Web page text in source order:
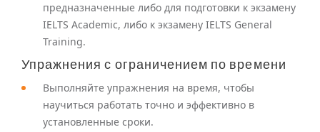
предназначенные либо для подготовки к экзамену
IELTS Academic, либо к экзамену IELTS General
Training.
Упражнения с ограничением по времени
Выполняйте упражнения на время, чтобы
научиться работать точно и эффективно в
установленные сроки.